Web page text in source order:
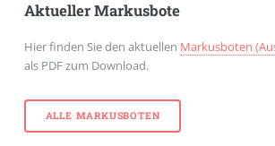
Aktueller Markusbote
Hier finden Sie den aktuellen Markusboten
als PDF zum Download.
ALLE MARKUSBOTEN